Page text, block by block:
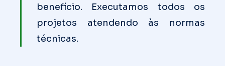
benefício. Executamos todos os
projetos atendendo às normas
técnicas.